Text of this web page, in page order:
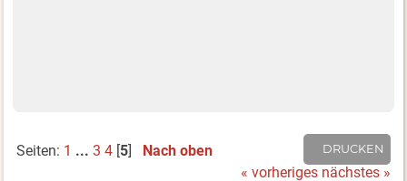
DRUCKEN
Seiten: 1 ... 3 4[5] Nach oben
« vorheriges nächstes »